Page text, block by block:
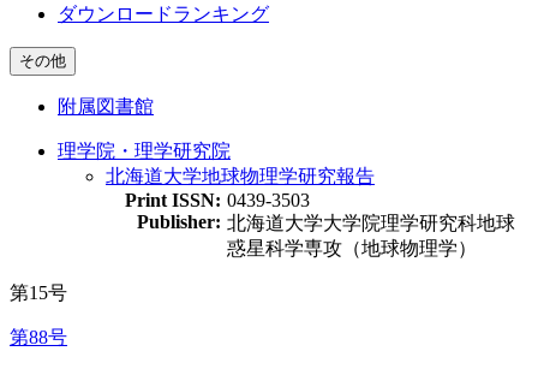
ダウンロードランキング
その他
附属図書館
理学院・理学研究院
北海道大学地球物理学研究報告
Print ISSN: 0439-3503
Publisher: 北海道大学大学院理学研究科地球
惑星科学専攻（地球物理学）
第15号
第88号